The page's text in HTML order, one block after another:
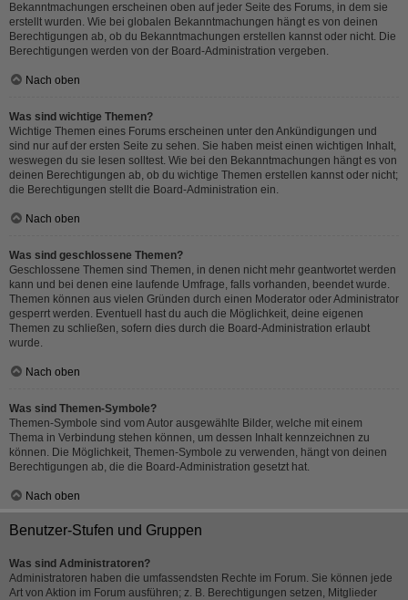
Bekanntmachungen erscheinen oben auf jeder Seite des Forums, in dem sie
erstellt wurden. Wie bei globalen Bekanntmachungen hängt es von deinen
Berechtigungen ab, ob du Bekanntmachungen erstellen kannst oder nicht. Die
Berechtigungen werden von der Board-Administration vergeben.
Nach oben
Was sind wichtige Themen?
Wichtige Themen eines Forums erscheinen unter den Ankündigungen und
sind nur auf der ersten Seite zu sehen. Sie haben meist einen wichtigen Inhalt,
weswegen du sie lesen solltest. Wie bei den Bekanntmachungen hängt es von
deinen Berechtigungen ab, ob du wichtige Themen erstellen kannst oder nicht;
die Berechtigungen stellt die Board-Administration ein.
Nach oben
Was sind geschlossene Themen?
Geschlossene Themen sind Themen, in denen nicht mehr geantwortet werden
kann und bei denen eine laufende Umfrage, falls vorhanden, beendet wurde.
Themen können aus vielen Gründen durch einen Moderator oder Administrator
gesperrt werden. Eventuell hast du auch die Möglichkeit, deine eigenen
Themen zu schließen, sofern dies durch die Board-Administration erlaubt
wurde.
Nach oben
Was sind Themen-Symbole?
Themen-Symbole sind vom Autor ausgewählte Bilder, welche mit einem
Thema in Verbindung stehen können, um dessen Inhalt kennzeichnen zu
können. Die Möglichkeit, Themen-Symbole zu verwenden, hängt von deinen
Berechtigungen ab, die die Board-Administration gesetzt hat.
Nach oben
Benutzer-Stufen und Gruppen
Was sind Administratoren?
Administratoren haben die umfassendsten Rechte im Forum. Sie können jede
Art von Aktion im Forum ausführen; z. B. Berechtigungen setzen, Mitglieder